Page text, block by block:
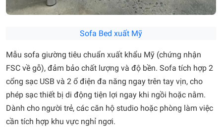
Sofa Bed xuất Mỹ
Mẫu sofa giường tiêu chuẩn xuất khẩu Mỹ (chứng nhận
FSC về gỗ), đảm bảo chất lượng và độ bền. Sofa tích hợp 2
cổng sạc USB và 2 ổ điện đa năng ngay trên tay vịn, cho
phép sạc thiết bị di động tiện lợi ngay khi ngồi hoặc nằm.
Dành cho người trẻ, các căn hộ studio hoặc phòng làm việc
cần tích hợp khu vực nghỉ ngơi.